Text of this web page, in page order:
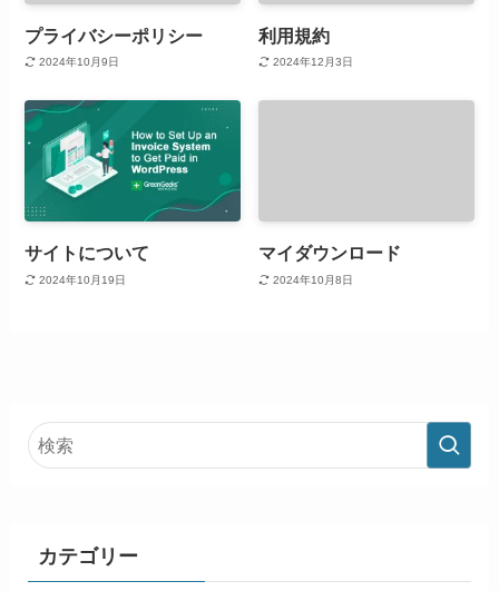
プライバシーポリシー
2024年10月9日
利用規約
2024年12月3日
サイトについて
2024年10月19日
マイダウンロード
2024年10月8日
カテゴリー